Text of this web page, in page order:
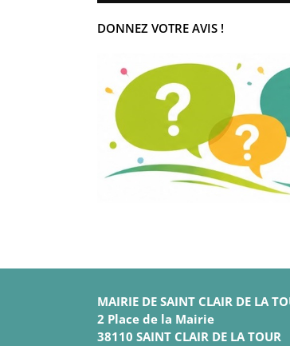
DONNEZ VOTRE AVIS !
MAIRIE DE SAINT CLAIR DE LA
2 Place de la Mairie
38110 SAINT CLAIR DE LA TOUR